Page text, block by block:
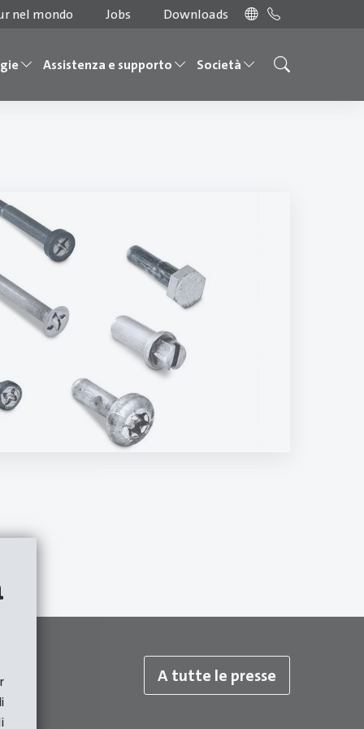
nel mondo Jobs Downloads
Assistenza e supporto Società
A tutte le presse